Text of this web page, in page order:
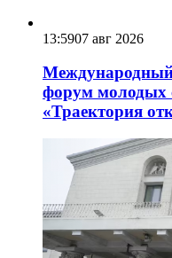
13:5907 авг 2026
Международный
форум молодых
«Траектория